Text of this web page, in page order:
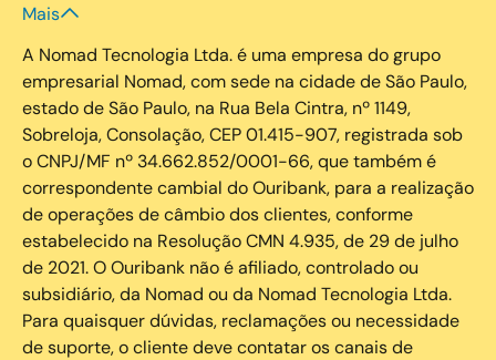
Mais
A Nomad Tecnologia Ltda. é uma empresa do grupo
empresarial Nomad, com sede na cidade de São Paulo,
estado de São Paulo, na Rua Bela Cintra, nº 1149,
Sobreloja, Consolação, CEP 01.415-907, registrada sob
o CNPJ/MF nº 34.662.852/0001-66, que também é
correspondente cambial do Ouribank, para a realização
de operações de câmbio dos clientes, conforme
estabelecido na Resolução CMN 4.935, de 29 de julho
de 2021. O Ouribank não é afiliado, controlado ou
subsidiário, da Nomad ou da Nomad Tecnologia Ltda.
Para quaisquer dúvidas, reclamações ou necessidade
de suporte, o cliente deve contatar os canais de